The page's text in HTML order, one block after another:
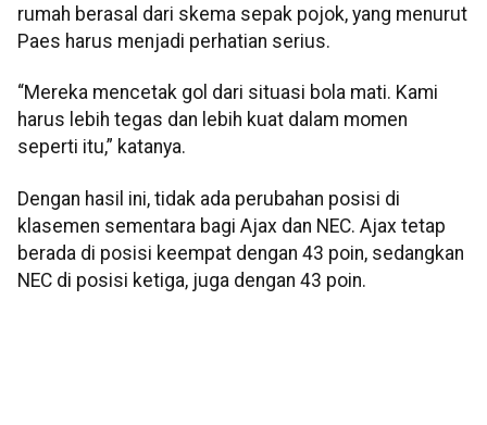
rumah berasal dari skema sepak pojok, yang menurut
Paes harus menjadi perhatian serius.
“Mereka mencetak gol dari situasi bola mati. Kami
harus lebih tegas dan lebih kuat dalam momen
seperti itu,” katanya.
Dengan hasil ini, tidak ada perubahan posisi di
klasemen sementara bagi Ajax dan NEC. Ajax tetap
berada di posisi keempat dengan 43 poin, sedangkan
NEC di posisi ketiga, juga dengan 43 poin.